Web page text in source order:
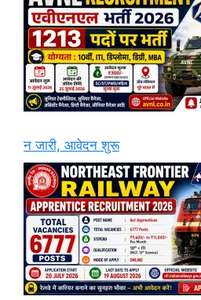
न जारी, आवेदन शुरू